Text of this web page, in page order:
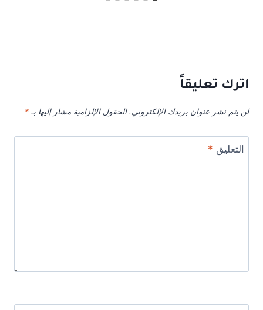
اترك تعليقاً
لن يتم نشر عنوان بريدك الإلكتروني. الحقول الإلزامية مشار إليها بـ *
التعليق *